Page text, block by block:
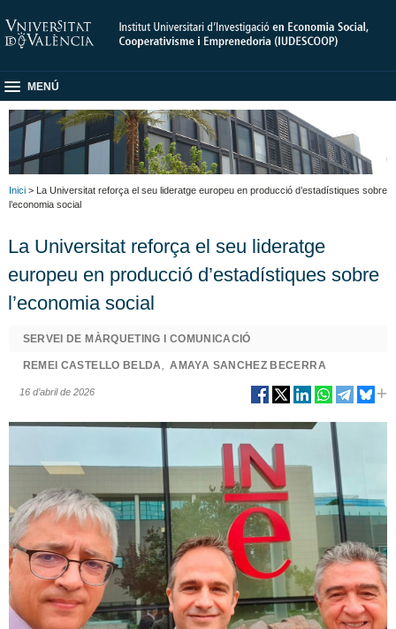
MENÚ
Inici > La Universitat reforça el seu lideratge europeu en producció d’estadístiques sobre
l’economia social
La Universitat reforça el seu lideratge
europeu en producció d’estadístiques sobre
l’economia social
SERVEI DE MÀRQUETING I COMUNICACIÓ
REMEI CASTELLO BELDA AMAYA SANCHEZ BECERRA
16 d’abril de 2026